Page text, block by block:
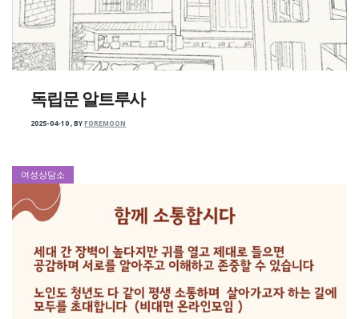
독립문 알트루사
2025-04-10,BYFOREMOON
여성상담소